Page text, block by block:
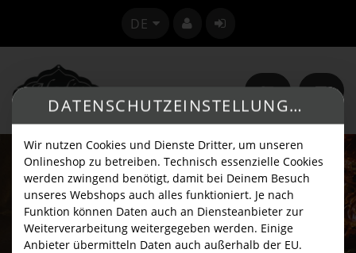
DATENSCHUTZEINSTELLUNGEN
Wir nutzen Cookies und Dienste Dritter, um unseren
Onlineshop zu betreiben. Technisch essenzielle Cookies
werden zwingend benötigt, damit bei Deinem Besuch
unseres Webshops auch alles funktioniert. Je nach
Funktion können Daten auch an Diensteanbieter zur
Weiterverarbeitung weitergegeben werden. Einige
Anbieter übermitteln Daten auch außerhalb der EU.
DE
SPRACHE ÄNDERN